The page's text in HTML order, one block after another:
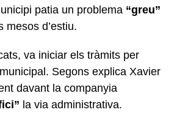
patia un problema “greu”
d’estiu.
va iniciar els tràmits per
Segons explica Xavier
davant la companyia
la via administrativa.